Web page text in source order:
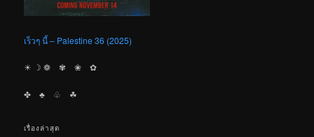
เร็วๆ นี้ – Palestine 36 (2025)
☀︎ ☽ ❁ ✾ ❀ ✿
✤ ♣︎ ♧ ☘︎
เรื่องล่าสุด